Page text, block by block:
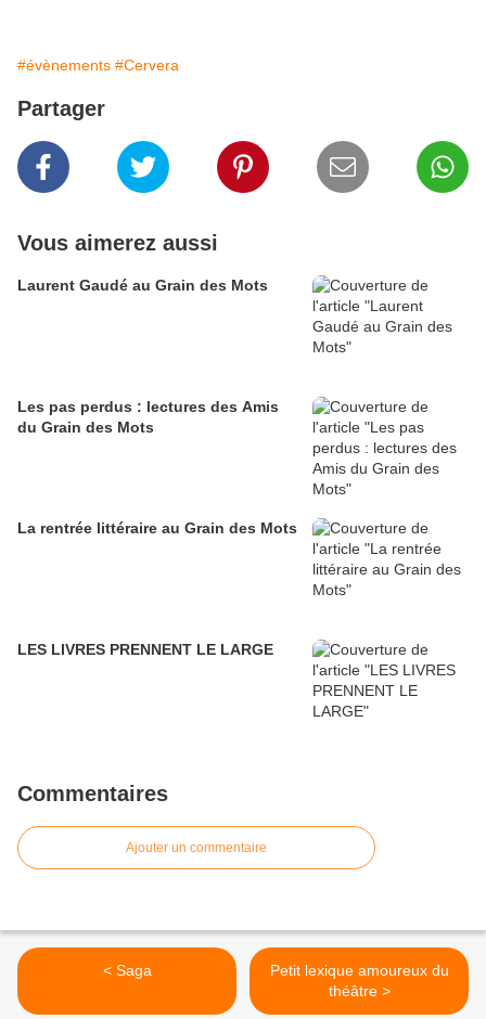
#évènements #Cervera
Partager
Vous aimerez aussi
Laurent Gaudé au Grain des Mots
Les pas perdus : lectures des Amis
du Grain des Mots
La rentrée littéraire au Grain des Mots
LES LIVRES PRENNENT LE LARGE
Commentaires
Ajouter un commentaire
< Saga
Petit lexique amoureux du
théâtre >